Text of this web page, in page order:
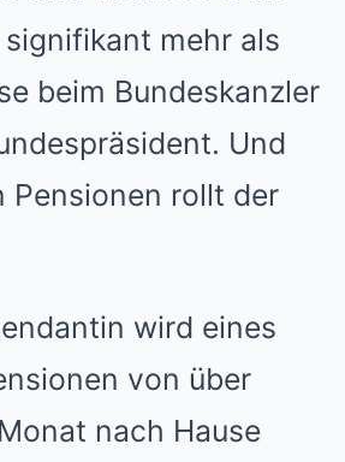
mehr als
beim Bundeskanzler
Und
Pensionen rollt der
wird eines
von über
nach Hause